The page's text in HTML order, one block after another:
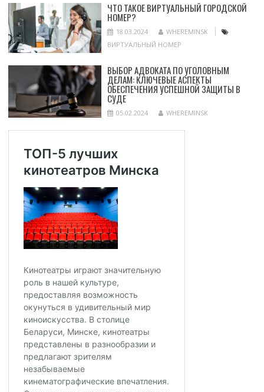
ЧТО ТАКОЕ ВИРТУАЛЬНЫЙ ГОРОДСКОЙ
НОМЕР?
18.03.2024
WHEREMINSK
ВИРТУАЛЬНЫЙ НОМЕР
ВЫБОР АДВОКАТА ПО УГОЛОВНЫМ
ДЕЛАМ: КЛЮЧЕВЫЕ АСПЕКТЫ
ОБЕСПЕЧЕНИЯ УСПЕШНОЙ ЗАЩИТЫ В
СУДЕ
05.02.2024 WHEREMINSK